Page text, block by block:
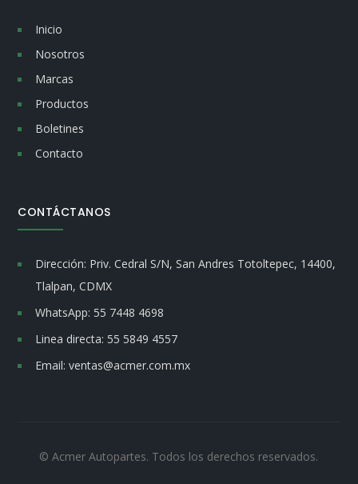
Inicio
Nosotros
Marcas
Productos
Boletines
Contacto
CONTÁCTANOS
Dirección: Priv. Cedral S/N, San Andres Totoltepec, 14400,
Tlalpan, CDMX
WhatsApp: 55 7448 4698
Linea directa: 55 5849 4557
Email: ventas@acmer.com.mx
© Acmer Autopartes. Todos los derechos reservados.